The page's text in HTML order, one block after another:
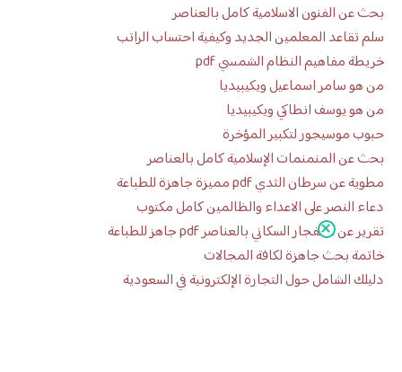
بحث عن الفنون الاسلامية كامل بالعناصر
سلم تقاعد المعلمين الجديد وكيفية احتساب الراتب
خريطة مفاهيم النظام الشمسي pdf
من هو سامر اسماعيل ويكيبيديا
من هو يوسف انطاكي ويكيبيديا
حبوب موسيجور لتكبير المؤخرة
بحث عن المنمنمات الإسلامية كامل بالعناصر
مطوية عن سرطان الثدي pdf مميزة جاهزة للطباعة
دعاء النصر على الاعداء والظالمين كامل مكتوب
تقرير عن الانفجار السكاني بالعناصر pdf جاهز للطباعة
خاتمة بحث جاهزة لكافة المجالات
دليلك الشامل حول التجارة الإلكترونية في السعودية